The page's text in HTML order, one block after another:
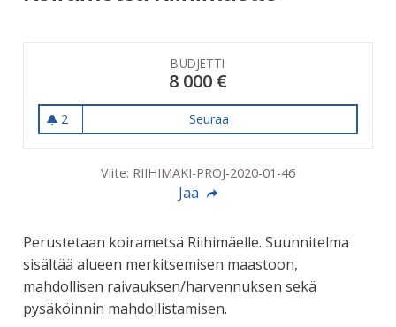
BUDJETTI
8 000 €
2
2 seuraajaa
Seuraa
Viite: RIIHIMAKI-PROJ-2020-01-46
Jaa
Perustetaan koirametsä Riihimäelle. Suunnitelma
sisältää alueen merkitsemisen maastoon,
mahdollisen raivauksen/harvennuksen sekä
pysäköinnin mahdollistamisen.